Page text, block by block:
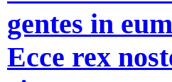
gentes in
Ecce rex